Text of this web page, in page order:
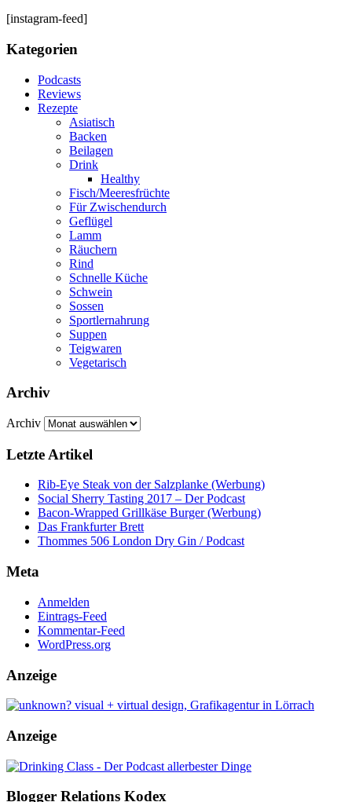
[instagram-feed]
Kategorien
Podcasts
Reviews
Rezepte
Asiatisch
Backen
Beilagen
Drink
Healthy
Fisch/Meeresfrüchte
Für Zwischendurch
Geflügel
Lamm
Räuchern
Rind
Schnelle Küche
Schwein
Sossen
Sportlernahrung
Suppen
Teigwaren
Vegetarisch
Archiv
Archiv
Letzte Artikel
Rib-Eye Steak von der Salzplanke (Werbung)
Social Sherry Tasting 2017 – Der Podcast
Bacon-Wrapped Grillkäse Burger (Werbung)
Das Frankfurter Brett
Thommes 506 London Dry Gin / Podcast
Meta
Anmelden
Eintrags-Feed
Kommentar-Feed
WordPress.org
Anzeige
Anzeige
Blogger Relations Kodex